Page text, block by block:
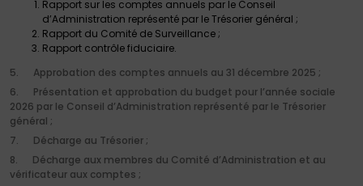
Rapport sur les comptes annuels par le Conseil
d’Administration représenté par le Trésorier général ;
Rapport du Comité de Surveillance ;
Rapport contrôle fiduciaire.
5. Approbation des comptes annuels au 31 décembre 2025 ;
6. Présentation et approbation du budget pour l’année sociale
2026 par le Conseil d’Administration représenté par le Trésorier
général ;
7. Décharge au Trésorier ;
8. Décharge aux membres du Comité d’Administration et au
vérificateur aux comptes ;